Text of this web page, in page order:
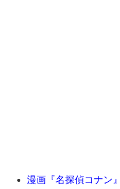
漫画『名探偵コナン